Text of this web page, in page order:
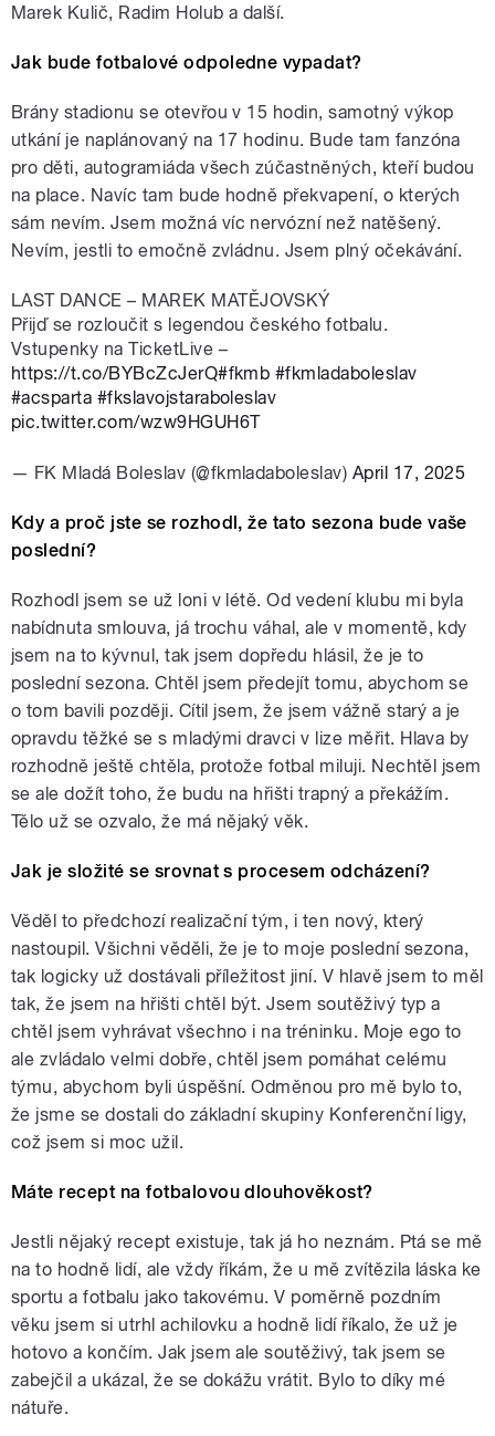
Marek Kulič, Radim Holub a další.
Jak bude fotbalové odpoledne vypadat?
Brány stadionu se otevřou v 15 hodin, samotný výkop
utkání je naplánovaný na 17 hodinu. Bude tam fanzóna
pro děti, autogramiáda všech zúčastněných, kteří budou
na place. Navíc tam bude hodně překvapení, o kterých
sám nevím. Jsem možná víc nervózní než natěšený.
Nevím, jestli to emočně zvládnu. Jsem plný očekávání.
LAST DANCE – MAREK MATĚJOVSKÝ
Přijď se rozloučit s legendou českého fotbalu.
Vstupenky na TicketLive –
https://t.co/BYBcZcJerQ#fkmb #fkmladaboleslav
#acsparta #fkslavojstaraboleslav
pic.twitter.com/wzw9HGUH6T
— FK Mladá Boleslav (@fkmladaboleslav) April 17, 2025
Kdy a proč jste se rozhodl, že tato sezona bude vaše
poslední?
Rozhodl jsem se už loni v létě. Od vedení klubu mi byla
nabídnuta smlouva, já trochu váhal, ale v momentě, kdy
jsem na to kývnul, tak jsem dopředu hlásil, že je to
poslední sezona. Chtěl jsem předejít tomu, abychom se
o tom bavili později. Cítil jsem, že jsem vážně starý a je
opravdu těžké se s mladými dravci v lize měřit. Hlava by
rozhodně ještě chtěla, protože fotbal miluji. Nechtěl jsem
se ale dožít toho, že budu na hřišti trapný a překážím.
Tělo už se ozvalo, že má nějaký věk.
Jak je složité se srovnat s procesem odcházení?
Věděl to předchozí realizační tým, i ten nový, který
nastoupil. Všichni věděli, že je to moje poslední sezona,
tak logicky už dostávali příležitost jiní. V hlavě jsem to měl
tak, že jsem na hřišti chtěl být. Jsem soutěživý typ a
chtěl jsem vyhrávat všechno i na tréninku. Moje ego to
ale zvládalo velmi dobře, chtěl jsem pomáhat celému
týmu, abychom byli úspěšní. Odměnou pro mě bylo to,
že jsme se dostali do základní skupiny Konferenční ligy,
což jsem si moc užil.
Máte recept na fotbalovou dlouhověkost?
Jestli nějaký recept existuje, tak já ho neznám. Ptá se mě
na to hodně lidí, ale vždy říkám, že u mě zvítězila láska ke
sportu a fotbalu jako takovému. V poměrně pozdním
věku jsem si utrhl achilovku a hodně lidí říkalo, že už je
hotovo a končím. Jak jsem ale soutěživý, tak jsem se
zabejčil a ukázal, že se dokážu vrátit. Bylo to díky mé
nátuře.